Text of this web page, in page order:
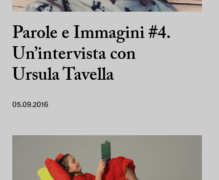
Parole e Immagini #4.
Un’intervista con
Ursula Tavella
05.09.2016